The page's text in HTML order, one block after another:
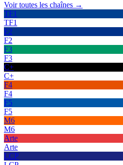
Voir toutes les chaînes →
TF1
TF1
F2
F2
F3
F3
C+
C+
F4
F4
F5
F5
M6
M6
Arte
Arte
LCP